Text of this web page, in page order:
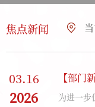
焦点新闻
03.16
2026
【部门